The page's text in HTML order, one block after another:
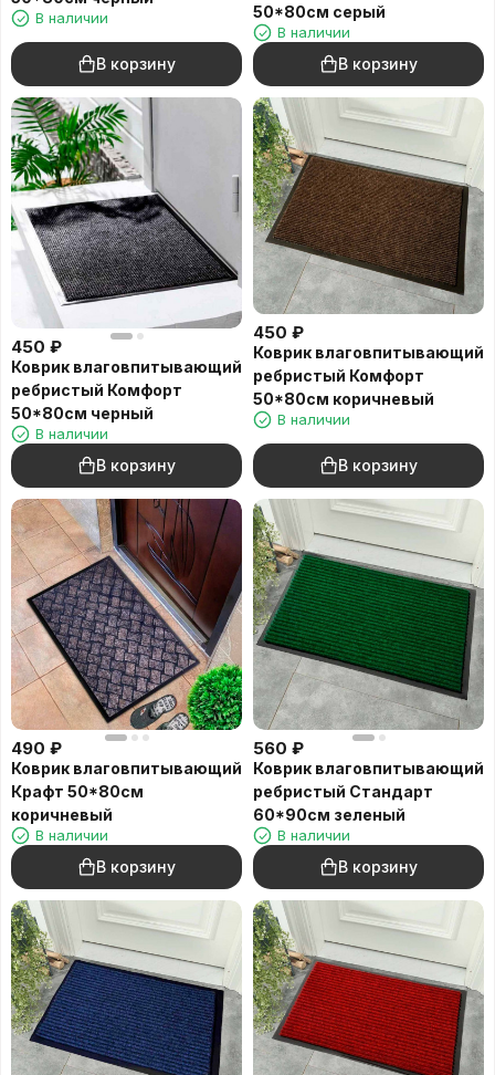
В наличии
В корзину
50*80см серый
В наличии
В корзину
450 ₽
Коврик влаговпитывающий
ребристый Комфорт
50*80см черный
В наличии
В корзину
450 ₽
Коврик влаговпитывающий
ребристый Комфорт
50*80см коричневый
В наличии
В корзину
490 ₽
Коврик влаговпитывающий
Крафт 50*80см
коричневый
В наличии
В корзину
560 ₽
Коврик влаговпитывающий
ребристый Стандарт
60*90см зеленый
В наличии
В корзину